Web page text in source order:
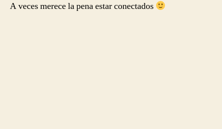
A veces merece la pena estar conectados